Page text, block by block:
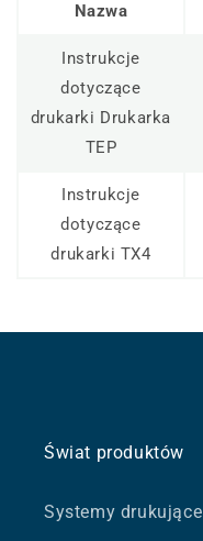
Nazwa
Instrukcje
dotyczące
drukarki Drukarka
TEP
Instrukcje
dotyczące
drukarki TX4
Świat produktów
Systemy drukujące